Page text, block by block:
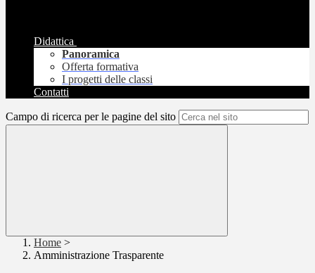
Didattica
Panoramica
Offerta formativa
I progetti delle classi
Contatti
Campo di ricerca per le pagine del sito
Home >
Amministrazione Trasparente